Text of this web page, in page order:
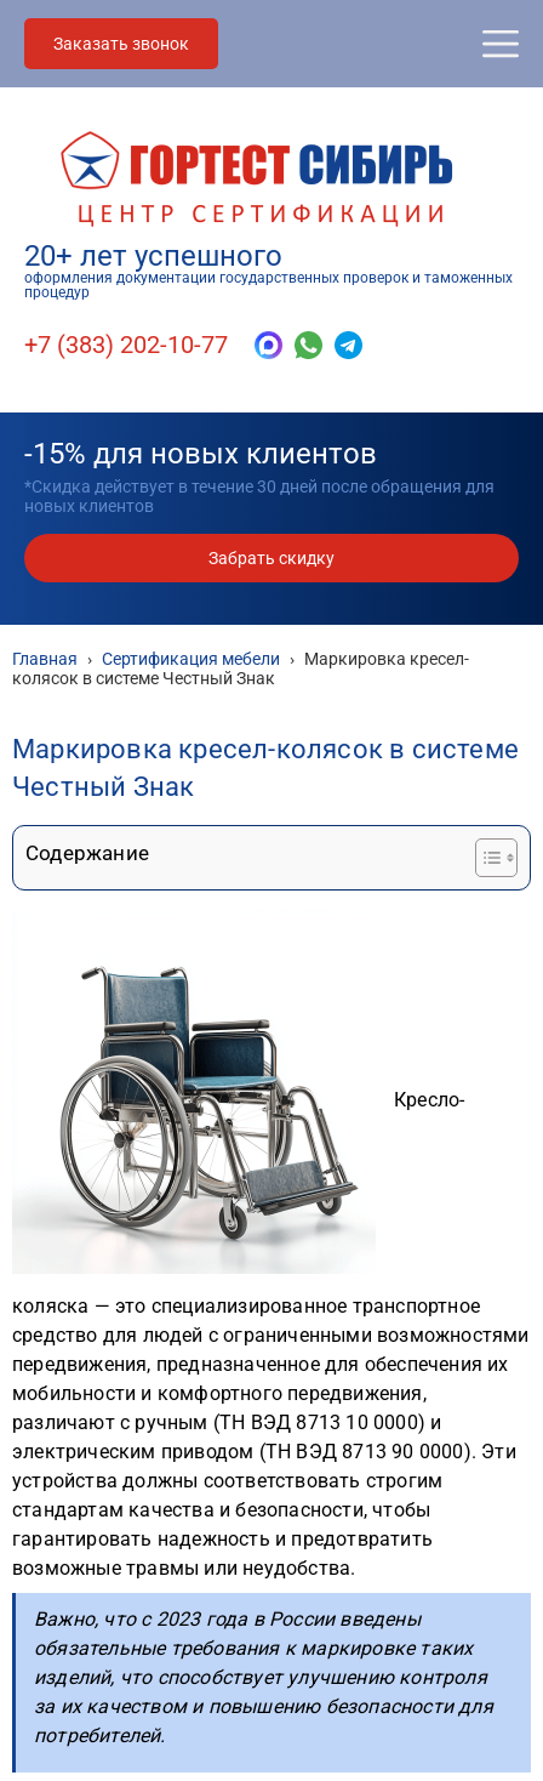
Заказать звонок
20+ лет успешного
оформления документации государственных проверок и таможенных
процедур
+7 (383) 202-10-77
-15% для новых клиентов
*Скидка действует в течение 30 дней после обращения для
новых клиентов
Забрать скидку
Главная › Сертификация мебели › Маркировка кресел-
колясок в системе Честный Знак
Маркировка кресел-колясок в системе
Честный Знак
Содержание
Кресло-
коляска — это специализированное транспортное
средство для людей с ограниченными возможностями
передвижения, предназначенное для обеспечения их
мобильности и комфортного передвижения,
различают с ручным (ТН ВЭД 8713 10 0000) и
электрическим приводом (ТН ВЭД 8713 90 0000). Эти
устройства должны соответствовать строгим
стандартам качества и безопасности, чтобы
гарантировать надежность и предотвратить
возможные травмы или неудобства.
Важно, что с 2023 года в России введены
обязательные требования к маркировке таких
изделий, что способствует улучшению контроля
за их качеством и повышению безопасности для
потребителей.